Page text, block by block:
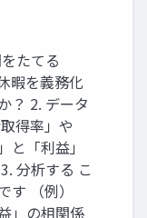
たてる
暇を義務化
？ 2. データ
得率」や
と「利益」
分析する こ
す （例）
」の相関係